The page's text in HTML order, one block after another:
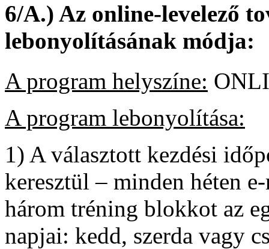
6/A.) Az online-levelező
lebonyolításának módja:
A program helyszíne:
A program lebonyolítása:
1) A választott kezdési
keresztül – minden héten
három tréning blokkot az
napjai: kedd, szerda vagy